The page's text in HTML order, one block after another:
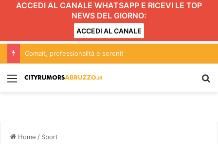
ACCEDI AL CANALE WHATSAPP E RICEVI LE TOP
NEWS DEL GIORNO:
ACCEDI AL CANALE
Comait, professionalità e serenità al servizio dei progetti
Menu
Home / Sport